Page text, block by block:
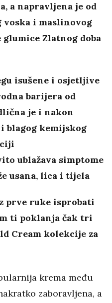
a napravljena je od
i maslinovog
glumice Zlatnog doba
isušene i osjetljive
barijera od
je i nakon
blagog kemijskog
ublažava simptome
usana, lica i tijela
prve ruke isprobati
ti poklanja čak tri
Cream kolekcije za
krema među
zaboravljena, a